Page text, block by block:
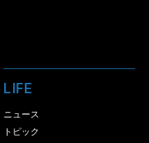
LIFE
ニュース
トピック